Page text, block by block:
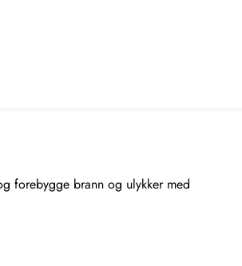
forebygge brann og ulykker med